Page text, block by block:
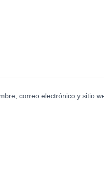
correo electrónico y sitio